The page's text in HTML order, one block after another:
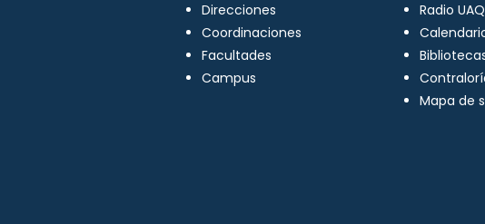
Direcciones
Coordinaciones
Facultades
Campus
Radio UAQ
Mapa de